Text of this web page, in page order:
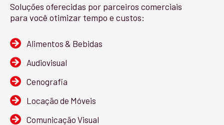
Soluções oferecidas por parceiros comerciais
para você otimizar tempo e custos:
Alimentos & Bebidas
Audiovisual
Cenografia
Locação de Móveis
Comunicação Visual